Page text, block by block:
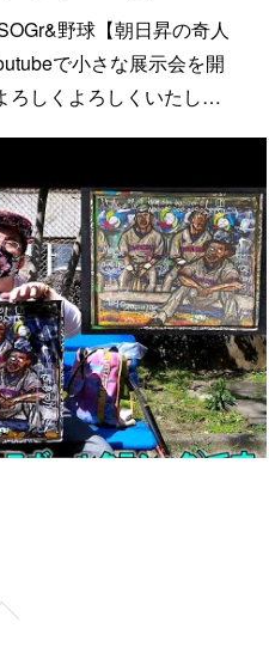
野球【朝日昇の奇人
で小さな展示会を開
ろしくよろしくいたし…